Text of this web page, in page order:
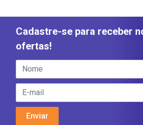
Cadastre-se para receber
ofertas!